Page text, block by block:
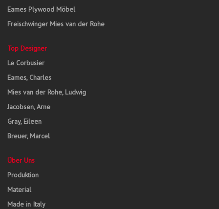
Eames Plywood Möbel
Freischwinger Mies van der Rohe
Top Designer
Le Corbusier
Eames, Charles
Mies van der Rohe, Ludwig
Jacobsen, Arne
Gray, Eileen
Breuer, Marcel
Über Uns
Produktion
Material
Made in Italy